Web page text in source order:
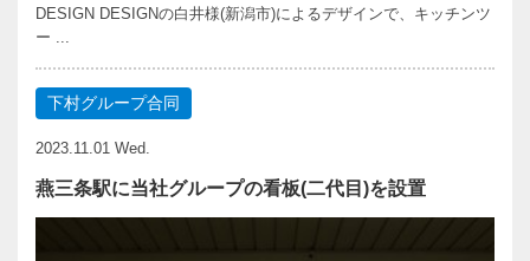
DESIGN DESIGNの白井様(新潟市)によるデザインで、キッチンツ
ー ...
下村グループ合同
2023.11.01 Wed.
燕三条駅に当社グループの看板(二代目)を設置